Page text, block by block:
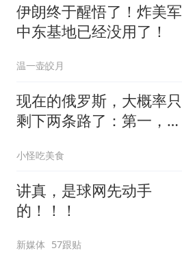
伊朗终于醒悟了！炸美军
中东基地已经没用了！
温一壶皎月
现在的俄罗斯，大概率只
剩下两条路了：第一，把
小怪吃美食
讲真，是球网先动手
的！！！
新媒体 57跟贴